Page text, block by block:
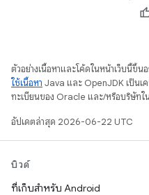
ตัวอย่างเนื้อหาและโค้ดในหน้าเว็บนี้ขึ้
ใช้เนื้อหา Java และ OpenJDK เป็นเค
ทะเบียนของ Oracle และ/หรือบริษัทใ
อัปเดตล่าสุด 2026-06-22 UTC
บิวด์
ที่เก็บสำหรับ Android